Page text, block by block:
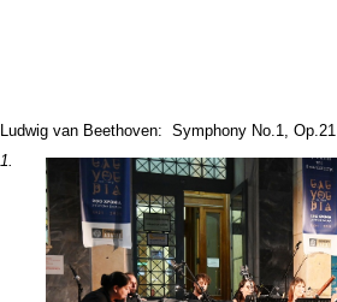
Ludwig van Beethoven: Symphony No.1, Op.21
1.